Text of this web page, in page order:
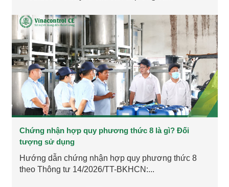
Chứng nhận hợp quy phương thức 8 là gì? Đối
tượng sử dụng
Hướng dẫn chứng nhận hợp quy phương thức 8
theo Thông tư 14/2026/TT-BKHCN:...